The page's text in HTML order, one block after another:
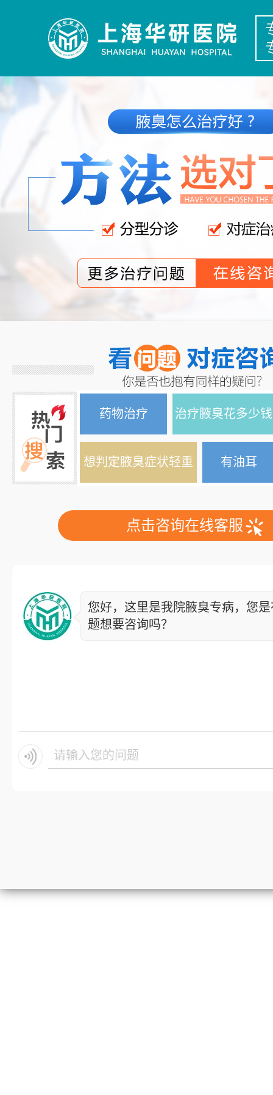
药物治疗 治疗腋臭花多少钱
想判定腋臭症状轻重 有油耳
点击咨询在线客服
您好，这里是我院腋臭专病，您
题想要咨询吗？
请输入您的问题